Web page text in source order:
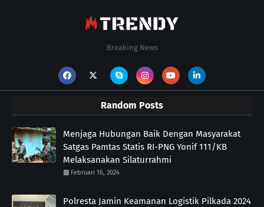
Breaking News
Random Posts
Menjaga Hubungan Baik Dengan Masyarakat
Satgas Pamtas Statis RI-PNG Yonif 111/KB
Melaksanakan Silaturrahmi
Februari 16, 2024
Polresta Jamin Keamanan Logistik Pilkada 2024